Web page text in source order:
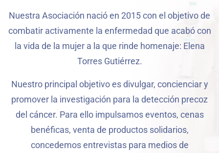
Nuestra Asociación nació en 2015 con el objetivo de
combatir activamente la enfermedad que acabó con
la vida de la mujer a la que rinde homenaje: Elena
Torres Gutiérrez.
Nuestro principal objetivo es divulgar, concienciar y
promover la investigación para la detección precoz
del cáncer. Para ello impulsamos eventos, cenas
benéficas, venta de productos solidarios,
concedemos entrevistas para medios de